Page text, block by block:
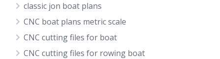
classic jon boat plans
CNC boat plans metric scale
CNC cutting files for boat
CNC cutting files for rowing boat